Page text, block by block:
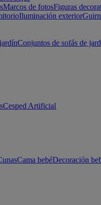
Marcos de fotosFiguras
Iluminación exterior
Conjuntos de sofás de
Cesped Artificial
Cama bebéDecoración